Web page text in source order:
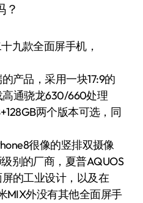
九款全面屏手机，
产品，采用一块17:9的
高通骁龙630/660处理
两个版本可选，同
很像的竖排双摄像
别的厂商，夏普AQUOS
的工业设计，以及在
MIX外没有其他全面屏手